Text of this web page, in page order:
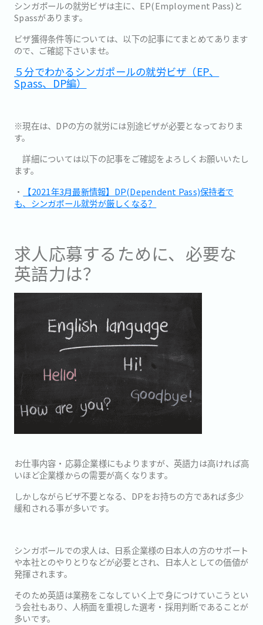
シンガポールの就労ビザは主に、EP(Employment Pass)と
Spassがあります。
ビザ獲得条件等については、以下の記事にてまとめてあります
ので、ご確認下さいませ。
５分でわかるシンガポールの就労ビザ（EP、
Spass、DP編）
※現在は、DPの方の就労には別途ビザが必要となっておりま
す。
詳細については以下の記事をご確認をよろしくお願いいたし
ます。
・
【2021年3月最新情報】DP(Dependent Pass)保持者で
も、シンガポール就労が厳しくなる？
求人応募するために、必要な
英語力は？
お仕事内容・応募企業様にもよりますが、英語力は高ければ高
いほど企業様からの需要が高くなります。
しかしながらビザ不要となる、DPをお持ちの方であれば多少
緩和される事が多いです。
シンガポールでの求人は、日系企業様の日本人の方のサポート
や本社とのやりとりなどが必要とされ、日本人としての価値が
発揮されます。
そのため英語は業務をこなしていく上で身につけていこうとい
う会社もあり、人柄面を重視した選考・採用判断であることが
多いです。